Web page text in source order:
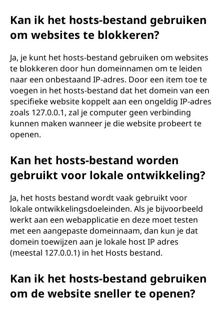
Kan ik het hosts-bestand gebruiken
om websites te blokkeren?
Ja, je kunt het hosts-bestand gebruiken om websites
te blokkeren door hun domeinnamen om te leiden
naar een onbestaand IP-adres. Door een item toe te
voegen in het hosts-bestand dat het domein van een
specifieke website koppelt aan een ongeldig IP-adres
zoals 127.0.0.1, zal je computer geen verbinding
kunnen maken wanneer je die website probeert te
openen.
Kan het hosts-bestand worden
gebruikt voor lokale ontwikkeling?
Ja, het hosts bestand wordt vaak gebruikt voor
lokale ontwikkelingsdoeleinden. Als je bijvoorbeeld
werkt aan een webapplicatie en deze moet testen
met een aangepaste domeinnaam, dan kun je dat
domein toewijzen aan je lokale host IP adres
(meestal 127.0.0.1) in het Hosts bestand.
Kan ik het hosts-bestand gebruiken
om de website sneller te openen?